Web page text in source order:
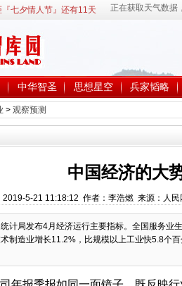
『七夕情人节』还有11天
中华智圣 思想星空 兵家韬略
> 观察预测
中国经济的大
2019-5-21 11:18:12 作者：李浩燃 来源：人民
计局发布4月经济运行主要指标。全国服务业
制造业增长11.2%，比规模以上工业快5.8个